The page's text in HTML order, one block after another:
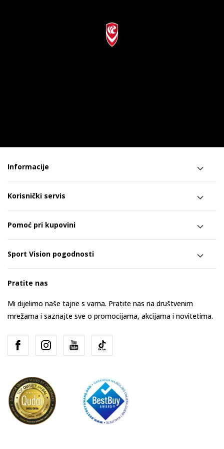
Informacije
Korisnički servis
Pomoć pri kupovini
Sport Vision pogodnosti
Pratite nas
Mi dijelimo naše tajne s vama. Pratite nas na društvenim
mrežama i saznajte sve o promocijama, akcijama i novitetima.